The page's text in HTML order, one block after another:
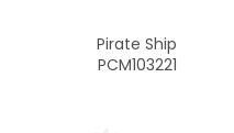
Pirate Ship
PCM103221